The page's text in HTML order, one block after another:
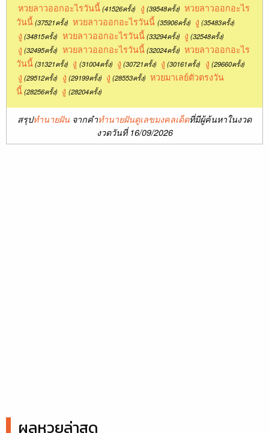
หวยลาวออกอะไรวันนี้ (41526ครั้ง) งู (39548ครั้ง) หวยลาวออกอะไร
วันนี้(37521ครั้ง) หวยลาวออกอะไรวันนี้ (35906ครั้ง) งู (35483ครั้ง)
งู (34815ครั้ง) หวยลาวออกอะไรวันนี้ (33294ครั้ง) งู (32548ครั้ง)
งู (32495ครั้ง) หวยลาวออกอะไรวันนี้ (32024ครั้ง) หวยลาวออกอะไร
วันนี้(31321ครั้ง) งู (31004ครั้ง) งู (30721ครั้ง) งู (30161ครั้ง) งู (29660ครั้ง)
งู (29512ครั้ง) งู (29199ครั้ง) งู (28553ครั้ง) หวยมาเลย์ตัวตรงวัน
นี้(28256ครั้ง) งู (28204ครั้ง)
สรุปทำนายฝัน จากคำทำนายฝันดูเลขมงคลเด็ดที่มีผู้ค้นหาในงวด
งวดวันที่ 16/09/2026
ผลหวยล่าสุด